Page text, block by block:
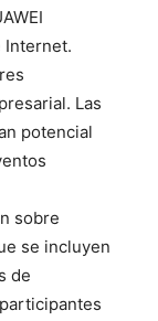
Internet.
Las
potencial
sobre
se incluyen
de